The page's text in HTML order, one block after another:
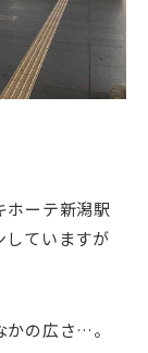
ホーテ新潟駅
していますが
かの広さ…。